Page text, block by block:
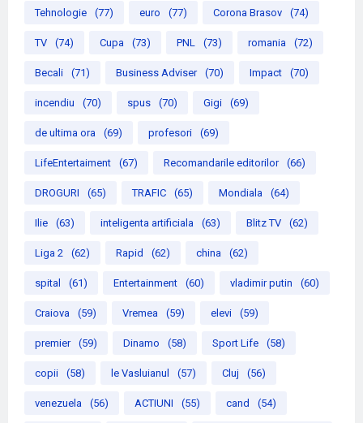
Tehnologie (77) euro (77) Corona Brasov (74)
TV (74) Cupa (73) PNL (73) romania (72)
Becali (71) Business Adviser (70) Impact (70)
incendiu (70) spus (70) Gigi (69)
de ultima ora (69) profesori (69)
LifeEntertaiment (67) Recomandarile editorilor (66)
DROGURI (65) TRAFIC (65) Mondiala (64)
Ilie (63) inteligenta artificiala (63) Blitz TV (62)
Liga 2 (62) Rapid (62) china (62)
spital (61) Entertainment (60) vladimir putin (60)
Craiova (59) Vremea (59) elevi (59)
premier (59) Dinamo (58) Sport Life (58)
copii (58) le Vasluianul (57) Cluj (56)
venezuela (56) ACTIUNI (55) cand (54)